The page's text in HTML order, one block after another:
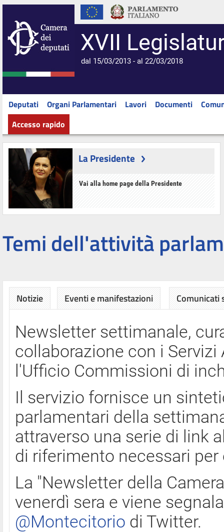
XVII
dal 15/03/2013 - al 22/03/2018
Deputati Organi Parlamentari Lavori Documenti
Accesso rapido
La Presidente
Vai alla home page della Presidente
Temi dell'attività
Notizie Eventi e manifestazioni Comunicati
Newsletter settimanale,
collaborazione con i
l'Ufficio Commissioni di
Il servizio fornisce un
parlamentari della
attraverso una serie di link
di riferimento necessari
La "Newsletter della
venerdì sera e viene
@Montecitorio di Twitter.